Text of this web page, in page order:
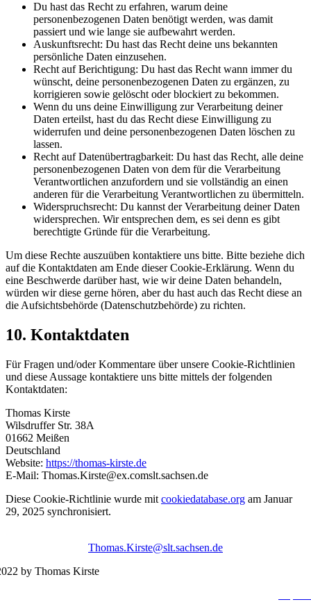
Du hast das Recht zu erfahren, warum deine
personenbezogenen Daten benötigt werden, was damit
passiert und wie lange sie aufbewahrt werden.
Auskunftsrecht: Du hast das Recht deine uns bekannten
persönliche Daten einzusehen.
Recht auf Berichtigung: Du hast das Recht wann immer du
wünscht, deine personenbezogenen Daten zu ergänzen, zu
korrigieren sowie gelöscht oder blockiert zu bekommen.
Wenn du uns deine Einwilligung zur Verarbeitung deiner
Daten erteilst, hast du das Recht diese Einwilligung zu
widerrufen und deine personenbezogenen Daten löschen zu
lassen.
Recht auf Datenübertragbarkeit: Du hast das Recht, alle deine
personenbezogenen Daten von dem für die Verarbeitung
Verantwortlichen anzufordern und sie vollständig an einen
anderen für die Verarbeitung Verantwortlichen zu übermitteln.
Widerspruchsrecht: Du kannst der Verarbeitung deiner Daten
widersprechen. Wir entsprechen dem, es sei denn es gibt
berechtigte Gründe für die Verarbeitung.
Um diese Rechte auszuüben kontaktiere uns bitte. Bitte beziehe dich
auf die Kontaktdaten am Ende dieser Cookie-Erklärung. Wenn du
eine Beschwerde darüber hast, wie wir deine Daten behandeln,
würden wir diese gerne hören, aber du hast auch das Recht diese an
die Aufsichtsbehörde (Datenschutzbehörde) zu richten.
10. Kontaktdaten
Für Fragen und/oder Kommentare über unsere Cookie-Richtlinien
und diese Aussage kontaktiere uns bitte mittels der folgenden
Kontaktdaten:
Thomas Kirste
Wilsdruffer Str. 38A
01662 Meißen
Deutschland
Website: https://thomas-kirste.de
E-Mail: Thomas.Kirste@ex.comslt.sachsen.de
Diese Cookie-Richtlinie wurde mit cookiedatabase.org am Januar
29, 2025 synchronisiert.
Thomas.Kirste@slt.sachsen.de
by Thomas Kirste